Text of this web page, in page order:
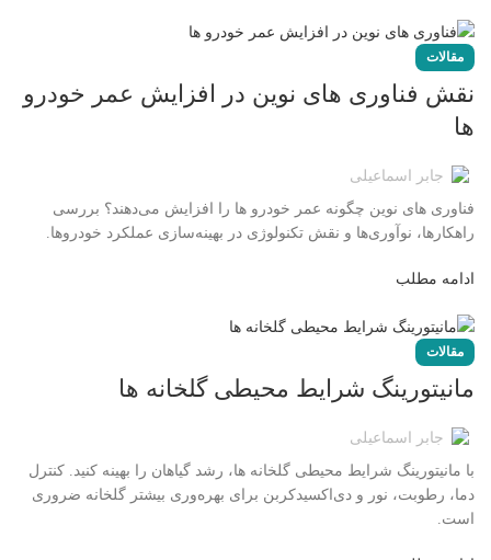
مقالات
نقش فناوری‌ های نوین در افزایش عمر خودرو
ها
جابر اسماعیلی
فناوری‌ های نوین چگونه عمر خودرو ها را افزایش می‌دهند؟ بررسی
راهکارها، نوآوری‌ها و نقش تکنولوژی در بهینه‌سازی عملکرد خودروها.
ادامه مطلب
مقالات
مانیتورینگ شرایط محیطی گلخانه ها
جابر اسماعیلی
با مانیتورینگ شرایط محیطی گلخانه ها، رشد گیاهان را بهینه کنید. کنترل
دما، رطوبت، نور و دی‌اکسیدکربن برای بهره‌وری بیشتر گلخانه ضروری
است.